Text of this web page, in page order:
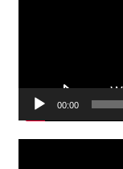
00:00